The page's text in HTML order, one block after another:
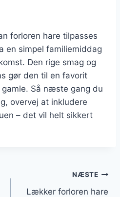
forloren hare tilpasses
en simpel familiemiddag
Den rige smag og
gør den til en favorit
Så næste gang du
overvej at inkludere
– det vil helt sikkert
NÆSTE
Lækker forloren hare